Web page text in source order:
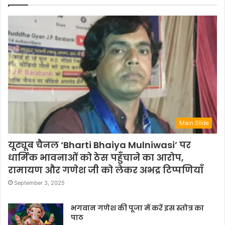
Main Slide
यूट्यूब चैनल ‘Bharti Bhaiya Mulniwasi’ पर
धार्मिक भावनाओं को ठेस पहुँचाने का आरोप,
रामायण और गणेश जी को लेकर अभद्र टिप्पणियाँ
September 3, 2025
भगवान गणेश की पूजा में करें इस स्तोत्र का
पाठ